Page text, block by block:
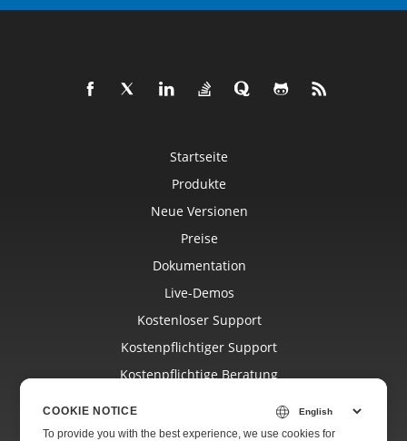
Startseite
Produkte
Neue Versionen
Preise
Dokumentation
Live-Demos
Kostenloser Support
Kostenpflichtiger Support
Kostenpflichtige Beratung
Websites
COOKIE NOTICE
To provide you with the best experience, we use cookies for